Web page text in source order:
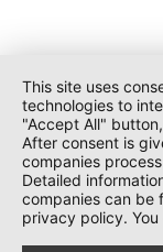
This site uses
technologies to
"Accept All"
After consent is
companies
Detailed
companies can be
privacy policy.